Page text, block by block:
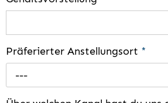
Präferierter Anstellungsort *
---